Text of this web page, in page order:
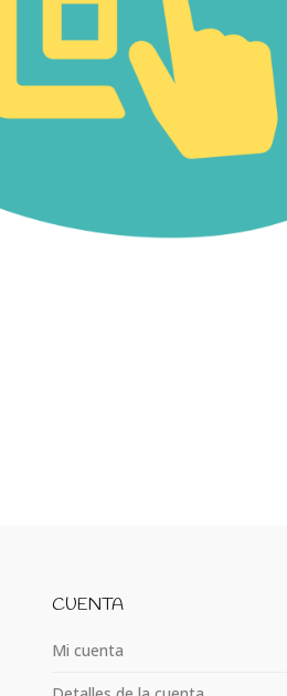
CUENTA
Mi cuenta